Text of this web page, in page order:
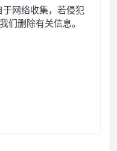
网络收集，若侵犯
们删除有关信息。